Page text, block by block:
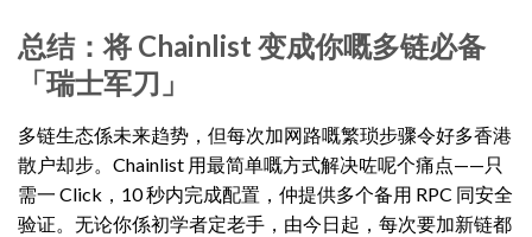
总结：将 Chainlist 变成你嘅多链必备
「瑞士军刀」
多链生态係未来趋势，但每次加网路嘅繁琐步骤令好多香港
散户却步。Chainlist 用最简单嘅方式解决咗呢个痛点——只
需一 Click，10 秒内完成配置，仲提供多个备用 RPC 同安全
验证。无论你係初学者定老手，由今日起，每次要加新链都